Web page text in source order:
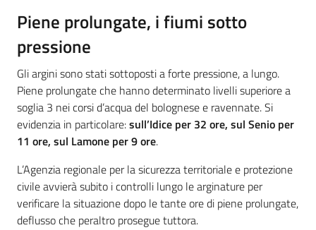
Piene prolungate, i fiumi sotto
pressione
Gli argini sono stati sottoposti a forte pressione, a lungo.
Piene prolungate che hanno determinato livelli superiore a
soglia 3 nei corsi d’acqua del bolognese e ravennate. Si
evidenzia in particolare:sull’Idice per 32 ore, sul Senio per
11 ore, sul Lamone per 9 ore.
L’Agenzia regionale per la sicurezza territoriale e protezione
civile avvierà subito i controlli lungo le arginature per
verificare la situazione dopo le tante ore di piene prolungate,
deflusso che peraltro prosegue tuttora.